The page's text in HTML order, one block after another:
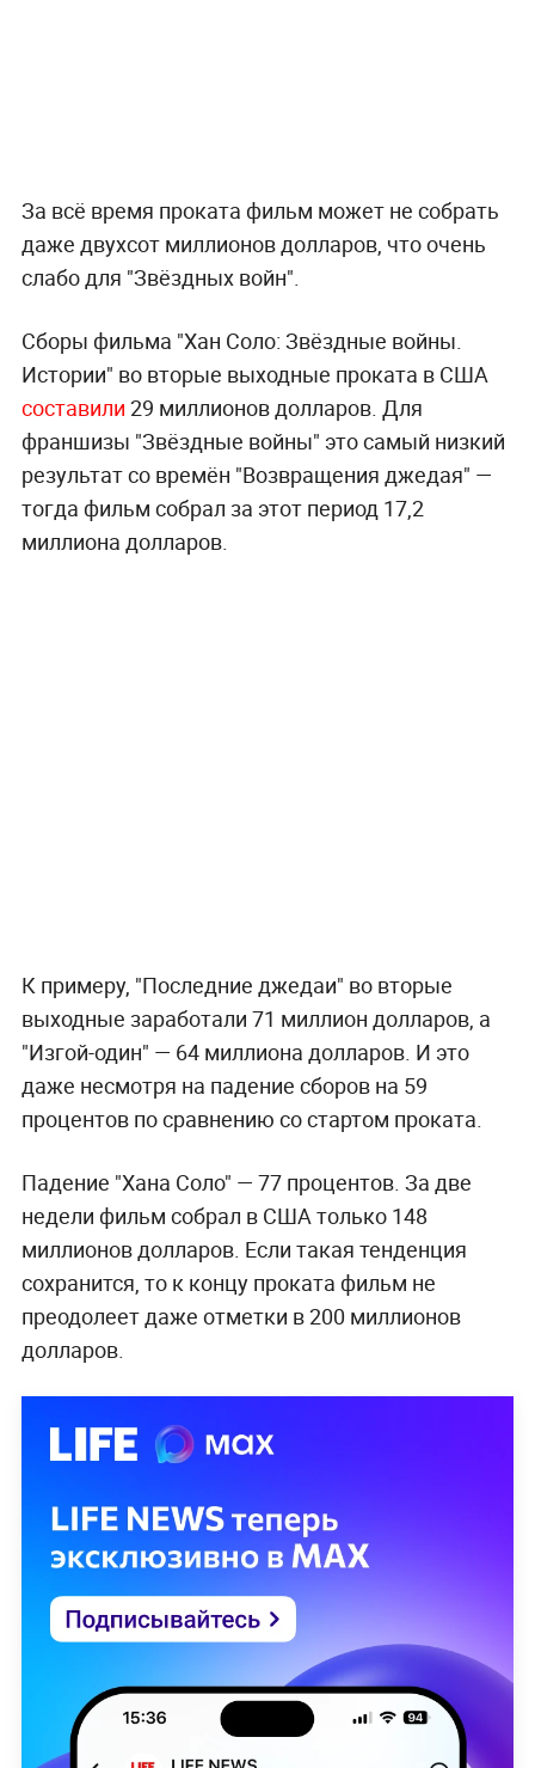
За всё время проката фильм может не собрать
даже двухсот миллионов долларов, что очень
слабо для "Звёздных войн".
Сборы фильма "Хан Соло: Звёздные войны.
Истории" во вторые выходные проката в США
составили 29 миллионов долларов. Для
франшизы "Звёздные войны" это самый низкий
результат со времён "Возвращения джедая" —
тогда фильм собрал за этот период 17,2
миллиона долларов.
К примеру, "Последние джедаи" во вторые
выходные заработали 71 миллион долларов, а
"Изгой-один" — 64 миллиона долларов. И это
даже несмотря на падение сборов на 59
процентов по сравнению со стартом проката.
Падение "Хана Соло" — 77 процентов. За две
недели фильм собрал в США только 148
миллионов долларов. Если такая тенденция
сохранится, то к концу проката фильм не
преодолеет даже отметки в 200 миллионов
долларов.